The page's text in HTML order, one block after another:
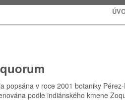
popsána v roce 2001 botaniky
podle indiánského kmene